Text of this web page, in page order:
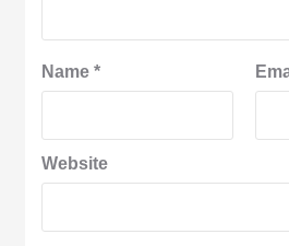
Name*
Website